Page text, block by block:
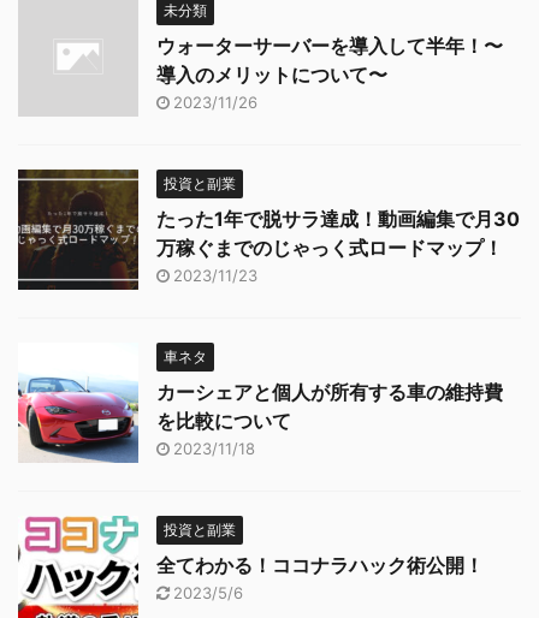
未分類
ウォーターサーバーを導入して半年！〜
導入のメリットについて〜
2023/11/26
投資と副業
たった1年で脱サラ達成！動画編集で月30
万稼ぐまでのじゃっく式ロードマップ！
2023/11/23
車ネタ
カーシェアと個人が所有する車の維持費
を比較について
2023/11/18
投資と副業
全てわかる！ココナラハック術公開！
2023/5/6